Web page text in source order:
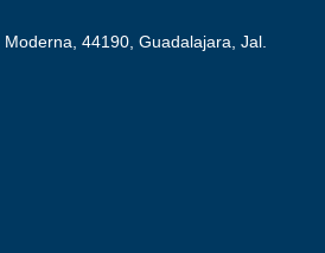
44190, Guadalajara, Jal.